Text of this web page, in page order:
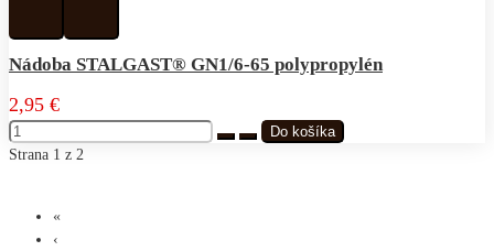
k
do
Nádoba STALGAST® GN1/6-65 polypropylén
2,95 €
Strana 1 z 2
«
‹